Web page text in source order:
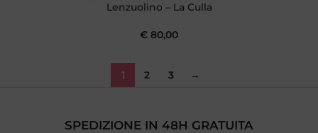
Lenzuolino – La Culla
€ 80,00
1 2 3 →
SPEDIZIONE IN 48H GRATUITA